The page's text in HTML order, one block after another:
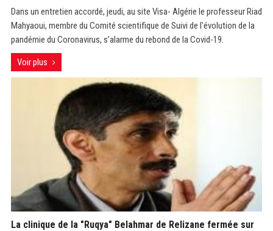
Dans un entretien accordé, jeudi, au site Visa- Algérie le professeur Riad
Mahyaoui, membre du Comité scientifique de Suivi de l'évolution de la
pandémie du Coronavirus, s’alarme du rebond de la Covid-19.
Voir plus
La clinique de la "Ruqya" Belahmar de Relizane fermée sur